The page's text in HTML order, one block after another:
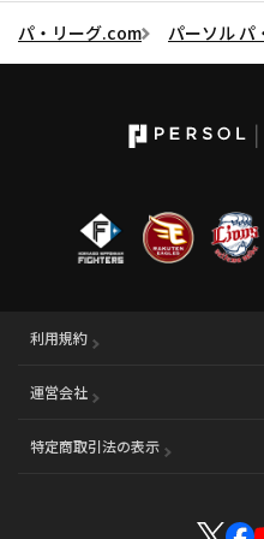
パ・リーグ.com パーソル パ
利用規約
運営会社 （別ウィンドウで開く）
特定商取引法の表示